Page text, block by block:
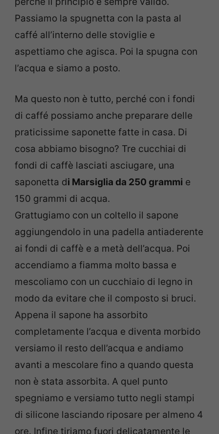
Passiamo la spugnetta con la pasta al
caffé all’interno delle stoviglie e
aspettiamo che agisca. Poi la spugna con
l’acqua e siamo a posto.
Ma questo non è tutto, perché con i fondi
di caffé possiamo anche preparare delle
praticissime saponette fatte in casa. Di
cosa abbiamo bisogno? Tre cucchiai di
fondi di caffè lasciati asciugare, una
saponetta di Marsiglia da 250 grammi e
150 grammi di acqua.
Grattugiamo con un coltello il sapone
aggiungendolo in una padella antiaderente
ai fondi di caffè e a metà dell’acqua. Poi
accendiamo a fiamma molto bassa e
mescoliamo con un cucchiaio di legno in
modo da evitare che il composto si bruci.
Appena il sapone ha assorbito
completamente l’acqua e diventa morbido
versiamo il resto dell’acqua e andiamo
avanti a mescolare fino a quando questa
non è stata assorbita. A quel punto
spegniamo e versiamo tutto negli stampi
di silicone lasciando riposare per almeno 4
ore. Infine tiriamo fuori delicatamente le